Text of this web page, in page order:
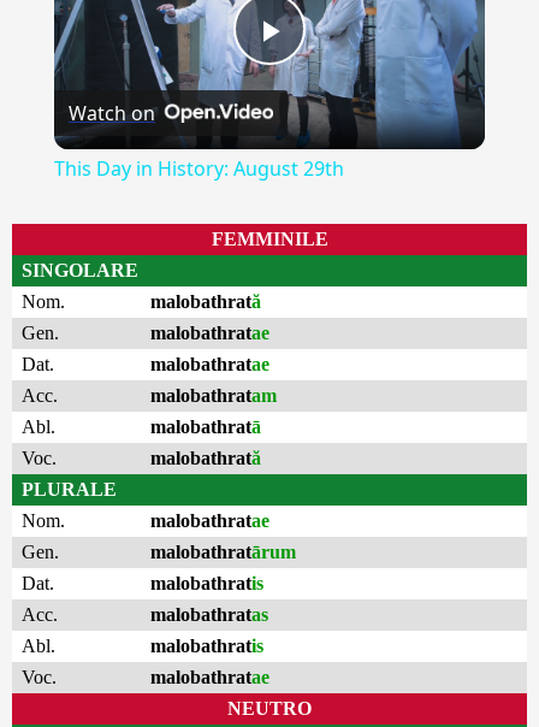
Play
Video
Watch on
This Day in History: August 29th
FEMMINILE
SINGOLARE
Nom.
malobathrată
Gen.
malobathratae
Dat.
malobathratae
Acc.
malobathratam
Abl.
malobathratā
Voc.
malobathrată
PLURALE
Nom.
malobathratae
Gen.
malobathratārum
Dat.
malobathratis
Acc.
malobathratas
Abl.
malobathratis
Voc.
malobathratae
NEUTRO